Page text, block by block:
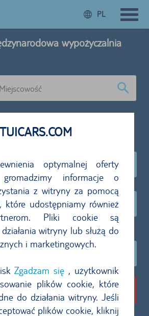
optymalnej oferty
gromadzimy informacje o
z witryny za pomocą
które udostępniamy również
Pliki cookie są
witryny lub służą do
i marketingowych.
Zgadzam się , użytkownik
plików cookie, które
do działania witryny. Jeśli
plików cookie, kliknij
PL
wypożyczalnia
10:00
10:00
Pokaż wynajem samochodów